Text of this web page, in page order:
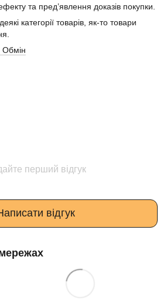
та пред’явлення доказів покупки.
категорії товарів, як-то товари
Обмін
перший відгук
відгук